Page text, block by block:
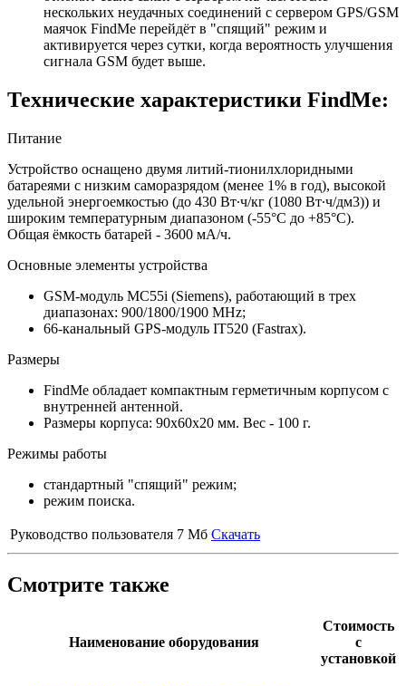
нескольких неудачных соединений с сервером GPS/GSM
маячок FindMe перейдёт в "спящий" режим и
активируется через сутки, когда вероятность улучшения
сигнала GSM будет выше.
Технические характеристики FindMe:
Питание
Устройство оснащено двумя литий-тионилхлоридными
батареями с низким саморазрядом (менее 1% в год), высокой
удельной энергоемкостью (до 430 Вт∙ч/кг (1080 Вт∙ч/дм3)) и
широким температурным диапазоном (-55°C до +85°C).
Общая ёмкость батарей - 3600 мА/ч.
Основные элементы устройства
GSM-модуль MC55i (Siemens), работающий в трех
диапазонах: 900/1800/1900 MHz;
66-канальный GPS-модуль IT520 (Fastrax).
Размеры
FindMe обладает компактным герметичным корпусом с
внутренней антенной.
Размеры корпуса: 90х60х20 мм. Вес - 100 г.
Режимы работы
стандартный "спящий" режим;
режим поиска.
Руководство пользователя 7 Мб Скачать
Смотрите также
Наименование оборудования
Стоимость
с
установкой